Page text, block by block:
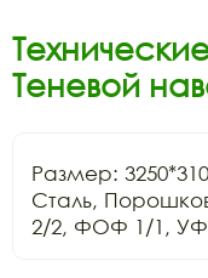
Теневой
Размер:
Сталь,
2/2, ФОФ 1/1, УФ